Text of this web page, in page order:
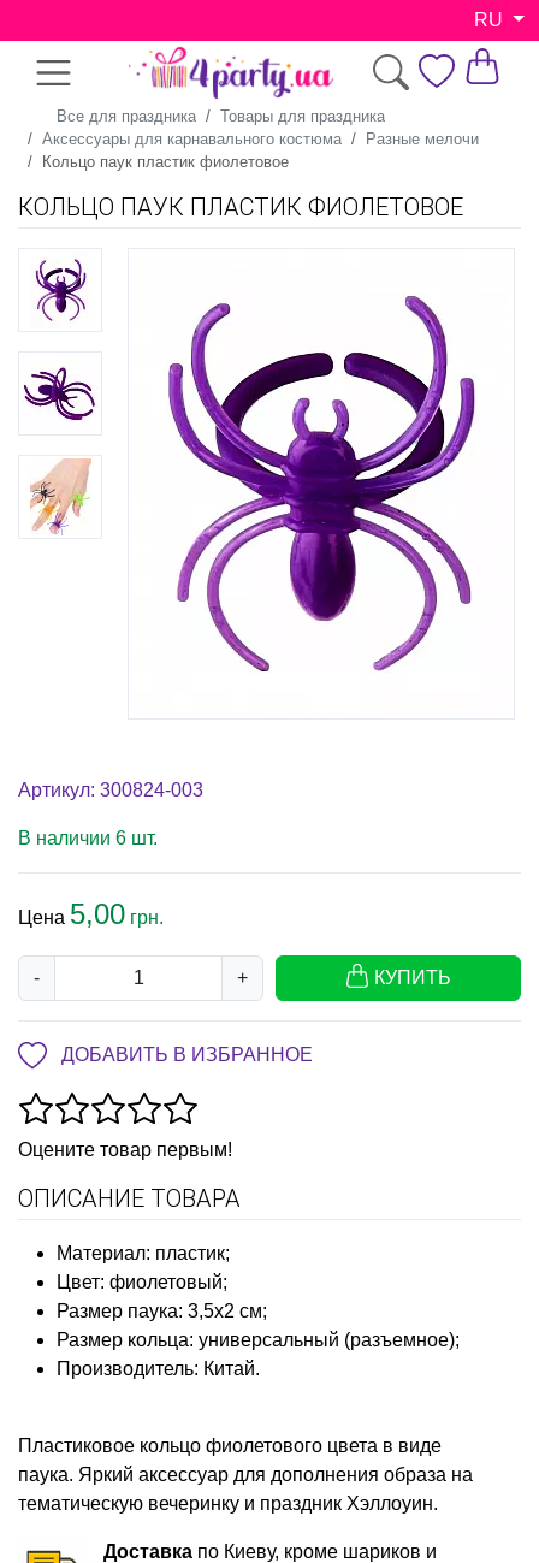
RU
Все для праздника
Товары для праздника
Аксессуары для карнавального костюма
Разные мелочи
Кольцо паук пластик фиолетовое
КОЛЬЦО ПАУК ПЛАСТИК ФИОЛЕТОВОЕ
Артикул: 300824-003
В наличии 6 шт.
Цена 5,00 грн.
- + КУПИТЬ
ДОБАВИТЬ В ИЗБРАННОЕ
Оцените товар первым!
ОПИСАНИЕ ТОВАРА
Материал: пластик;
Цвет: фиолетовый;
Размер паука: 3,5х2 см;
Размер кольца: универсальный (разъемное);
Производитель: Китай.
Пластиковое кольцо фиолетового цвета в виде
паука. Яркий аксессуар для дополнения образа на
тематическую вечеринку и праздник Хэллоуин.
Доставка по Киеву, кроме шариков и